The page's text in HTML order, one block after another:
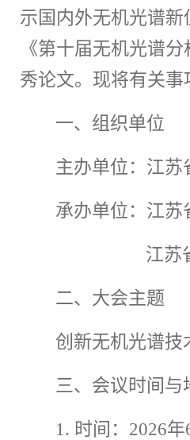
示国内外无机光谱
《第十届无机光谱分
秀论文。 现将有关事
一、 组织单位
主办单位：江苏
承办单位：江苏
江苏
二、大会主题
创新无机光谱技
三、会议时间与
1. 时间： 2026年